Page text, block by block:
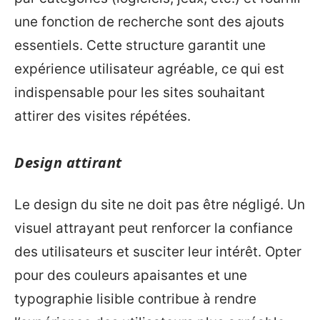
une fonction de recherche sont des ajouts
essentiels. Cette structure garantit une
expérience utilisateur agréable, ce qui est
indispensable pour les sites souhaitant
attirer des visites répétées.
Design attirant
Le design du site ne doit pas être négligé. Un
visuel attrayant peut renforcer la confiance
des utilisateurs et susciter leur intérêt. Opter
pour des couleurs apaisantes et une
typographie lisible contribue à rendre